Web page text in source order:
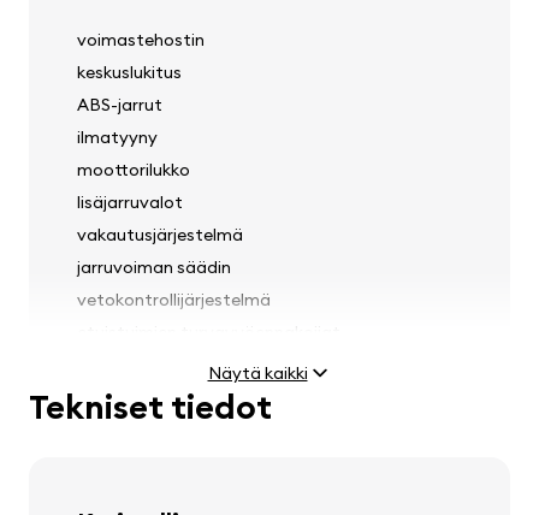
voimastehostin
keskuslukitus
ABS-jarrut
ilmatyyny
moottorilukko
lisäjarruvalot
vakautusjärjestelmä
jarruvoiman säädin
vetokontrollijärjestelmä
Näytä kaikki
Tekniset tiedot